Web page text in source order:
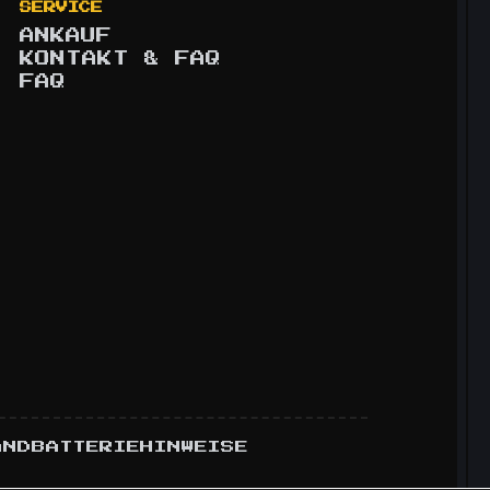
SERVICE
ANKAUF
KONTAKT & FAQ
FAQ
BATTERIEHINWEISE